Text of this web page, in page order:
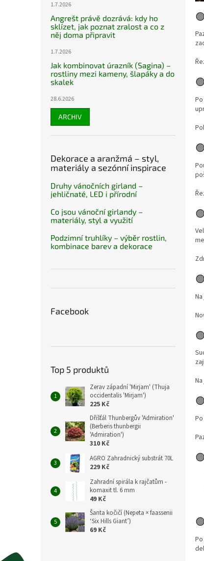
1.7.2026
Angrešt právě dozrává: kdy ho
sklízet, jak poznat zralost a co z
něj doma připravit
1.7.2026
Jak kombinovat úrazník (Sagina) –
rostliny mezi kameny, šlapáky a do
skalek
28.6.2026
ARCHIV
Dekorace a aranžmá – styl,
materiály a sezónní inspirace
Druhy vánočních girland –
jehličnaté, LED i přírodní
Co jsou vánoční girlandy –
materiály, styl a využití
Podzimní truhlíky – výběr rostlin,
kombinace barev a dekorace
Facebook
Top 5 produktů
Zerav západní 'Mirjam' (Thuja
occidentalis 'Mirjam')
225 Kč
Dřišťál Thunbergův 'Admiration'
(Berberis thunbergii
'Admiration')
310 Kč
AGRO Zahradnický substrát 70L
229 Kč
Zahradní spirála k rajčatům -
komaxit tl. 6 mm
49 Kč
Šanta kočičí (Nepeta × faassenii
‘Six Hills Giant’)
69 Kč